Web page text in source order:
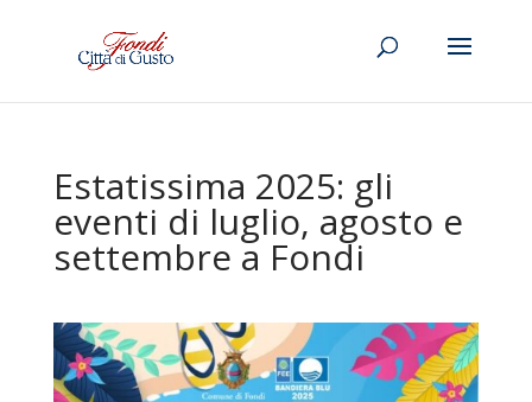
Estatissima 2025: gli
eventi di luglio, agosto e
settembre a Fondi